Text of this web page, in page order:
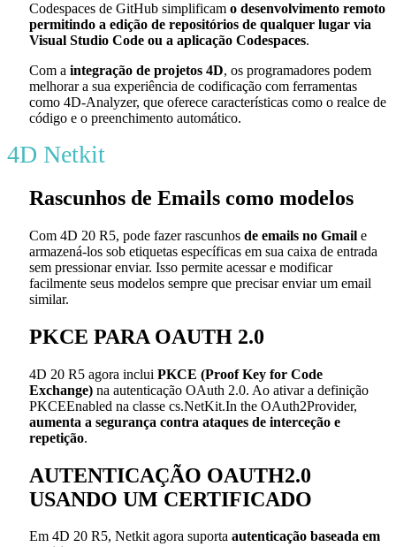
Codespaces de GitHub simplificam o desenvolvimento remoto
permitindo a edição de repositórios de qualquer lugar via
Visual Studio Code ou a aplicação Codespaces.
Com a integração de projetos 4D, os programadores podem
melhorar a sua experiência de codificação com ferramentas
como 4D-Analyzer, que oferece características como o realce de
código e o preenchimento automático.
4D Netkit
Rascunhos de Emails como modelos
Com 4D 20 R5, pode fazer rascunhos de emails no Gmail e
armazená-los sob etiquetas específicas em sua caixa de entrada
sem pressionar enviar. Isso permite acessar e modificar
facilmente seus modelos sempre que precisar enviar um email
similar.
PKCE PARA OAUTH 2.0
4D 20 R5 agora inclui PKCE (Proof Key for Code
Exchange) na autenticação OAuth 2.0. Ao ativar a definição
PKCEEnabled na classe cs.NetKit.In the OAuth2Provider,
aumenta a segurança contra ataques de interceção e
repetição.
AUTENTICAÇÃO OAUTH2.0
USANDO UM CERTIFICADO
Em 4D 20 R5, Netkit agora suporta autenticação baseada em